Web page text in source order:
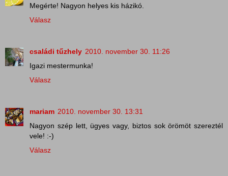
Megérte! Nagyon helyes kis házikó.
Válasz
családi tűzhely 2010. november 30. 11:26
Igazi mestermunka!
Válasz
mariam 2010. november 30. 13:31
Nagyon szép lett, ügyes vagy, biztos sok örömöt szereztél
vele! :-)
Válasz